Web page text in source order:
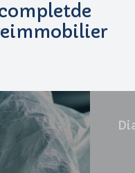
ompletde
eimmobilier